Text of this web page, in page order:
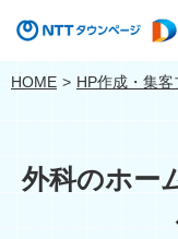
HOME HP作成・集客
外科のホー